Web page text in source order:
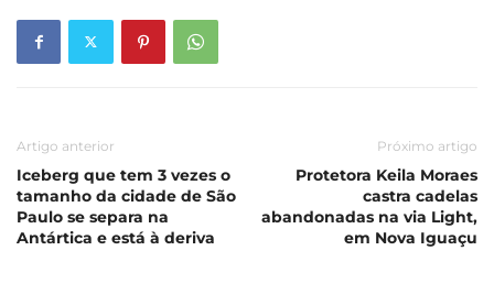
Artigo anterior
Iceberg que tem 3 vezes o
tamanho da cidade de São
Paulo se separa na
Antártica e está à deriva
Próximo artigo
Protetora Keila Moraes
castra cadelas
abandonadas na via Light,
em Nova Iguaçu